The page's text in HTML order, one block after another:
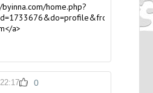
home.php?
a>
0